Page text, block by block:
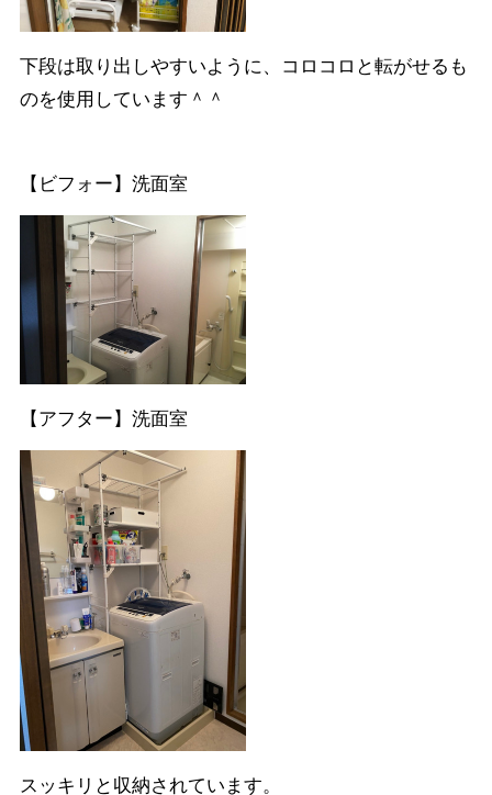
下段は取り出しやすいように、コロコロと転がせるも
のを使用しています＾＾
【ビフォー】洗面室
【アフター】洗面室
スッキリと収納されています。